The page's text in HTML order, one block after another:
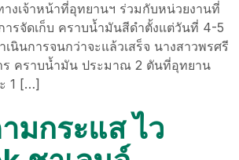
งเจ้าหน้าที่อุทยานฯ ร่วมกับหน่วยงานที่
ารจัดเก็บ คราบน้ำมันสีดำตั้งแต่วันที่ 4-5
นินการจนกว่าจะแล้วเสร็จ นางสาวพรศรี
ร คราบน้ำมัน ประมาณ 2 ตันที่อุทยาน
1 […]
มกระแส ไว